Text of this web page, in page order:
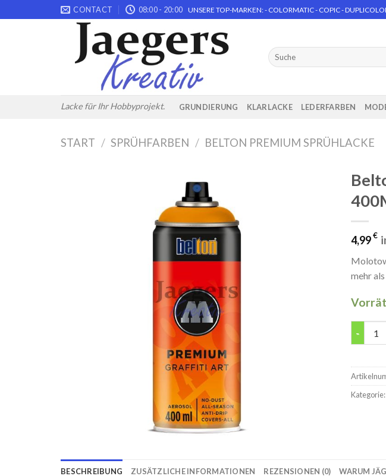
to
CONTACT 08:00 - 20:00 UNSERE TOP-MARKEN: - COLORMATIC - COPIC -
Lacke für Ihr Hobbyprojekt.
Suchen
nach:
GRUNDIERUNG KLARLACKE LEDERFARBEN
START / SPRÜHFARBEN / BELTON PREMIUM SPRÜHLACKE
4,99€
mehr
Kategorie:
BESCHREIBUNG ZUSÄTZLICHE INFORMATIONEN REZENSIONEN (0) WARUM